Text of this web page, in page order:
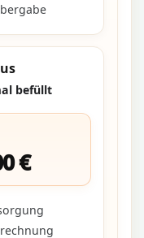
befüllt
€